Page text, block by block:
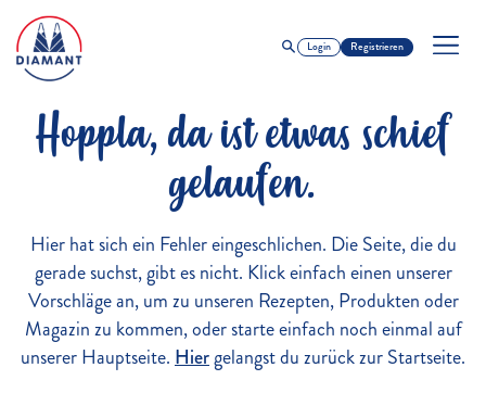
Login Registrieren
Hoppla, da ist etwas schief
gelaufen.
Hier hat sich ein Fehler eingeschlichen. Die Seite, die du
gerade suchst, gibt es nicht. Klick einfach einen unserer
Vorschläge an, um zu unseren Rezepten, Produkten oder
Magazin zu kommen, oder starte einfach noch einmal auf
unserer Hauptseite. Hiergelangst du zurück zur Startseite.